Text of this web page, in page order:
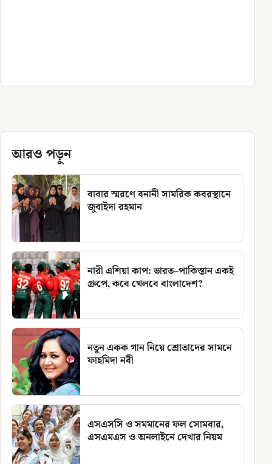
আরও পড়ুন
বাবার স্মরণে বনানী সামরিক কবরস্থানে
জুবাইদা রহমান
নারী এশিয়া কাপ: ভারত–পাকিস্তান একই
গ্রুপে, কবে খেলবে বাংলাদেশ?
নতুন একক গান নিয়ে শ্রোতাদের সামনে
ফাহমিদা নবী
এসএসসি ও সমমানের ফল সোমবার,
এসএমএস ও অনলাইনে দেখার নিয়ম